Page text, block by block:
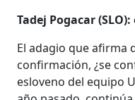
Tadej Pogacar
El adagio que afirma
confirmación, ¿se
esloveno del equipo